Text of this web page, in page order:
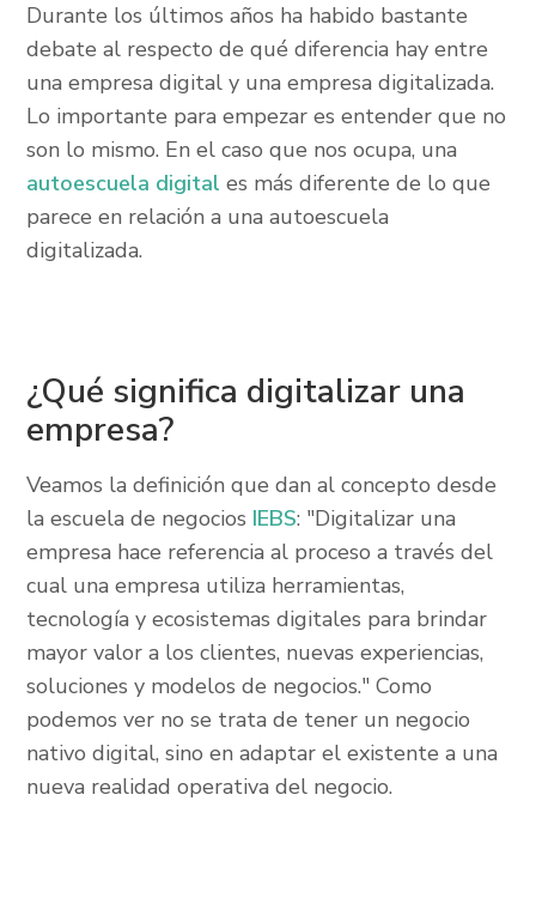
Durante los últimos años ha habido bastante
debate al respecto de qué diferencia hay entre
una empresa digital y una empresa digitalizada.
Lo importante para empezar es entender que no
son lo mismo. En el caso que nos ocupa, una
autoescuela digitales más diferente de lo que
parece en relación a una autoescuela
digitalizada.
¿Qué significa digitalizar una
empresa?
Veamos la definición que dan al concepto desde
la escuela de negocios IEBS: "Digitalizar una
empresa hace referencia al proceso a través del
cual una empresa utiliza herramientas,
tecnología y ecosistemas digitales para brindar
mayor valor a los clientes, nuevas experiencias,
soluciones y modelos de negocios." Como
podemos ver no se trata de tener un negocio
nativo digital, sino en adaptar el existente a una
nueva realidad operativa del negocio.